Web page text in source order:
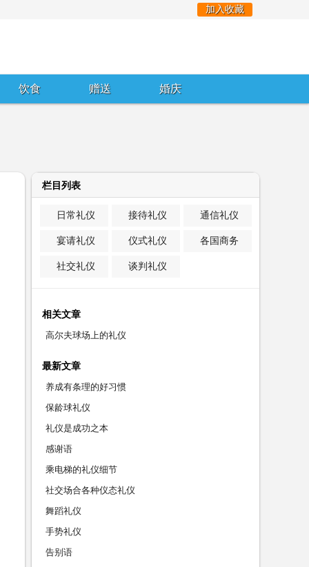
加入收藏
饮食 赠送 婚庆
栏目列表
日常礼仪 接待礼仪 通信礼仪
宴请礼仪 仪式礼仪 各国商务
社交礼仪 谈判礼仪
相关文章
高尔夫球场上的礼仪
最新文章
养成有条理的好习惯
保龄球礼仪
礼仪是成功之本
感谢语
乘电梯的礼仪细节
社交场合各种仪态礼仪
舞蹈礼仪
手势礼仪
告别语